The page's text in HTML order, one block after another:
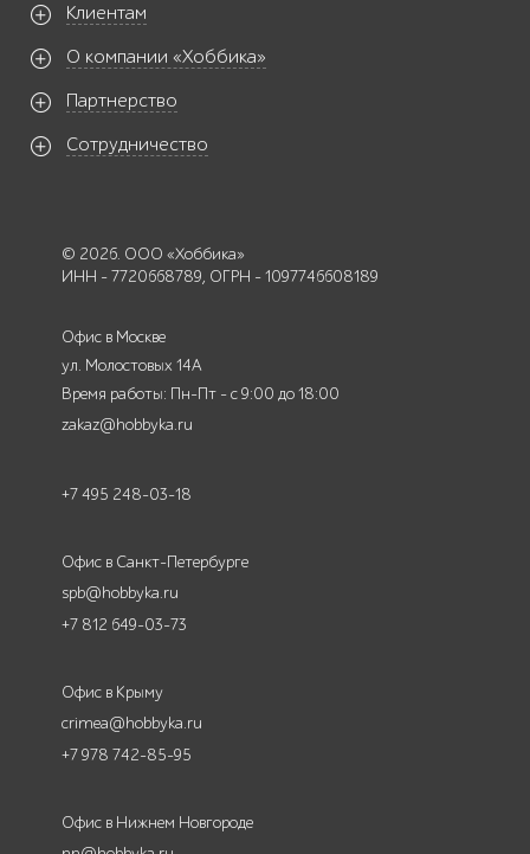
Клиентам
О компании «Хоббика»
Партнерство
Сотрудничество
© 2026. ООО «Хоббика»
ИНН - 7720668789, ОГРН - 1097746608189
Офис в Москве
ул. Молостовых 14А
Время работы: Пн-Пт - с 9:00 до 18:00
zakaz@hobbyka.ru
+7 495 248-03-18
Офис в Санкт-Петербурге
spb@hobbyka.ru
+7 812 649-03-73
Офис в Крыму
crimea@hobbyka.ru
+7 978 742-85-95
Офис в Нижнем Новгороде